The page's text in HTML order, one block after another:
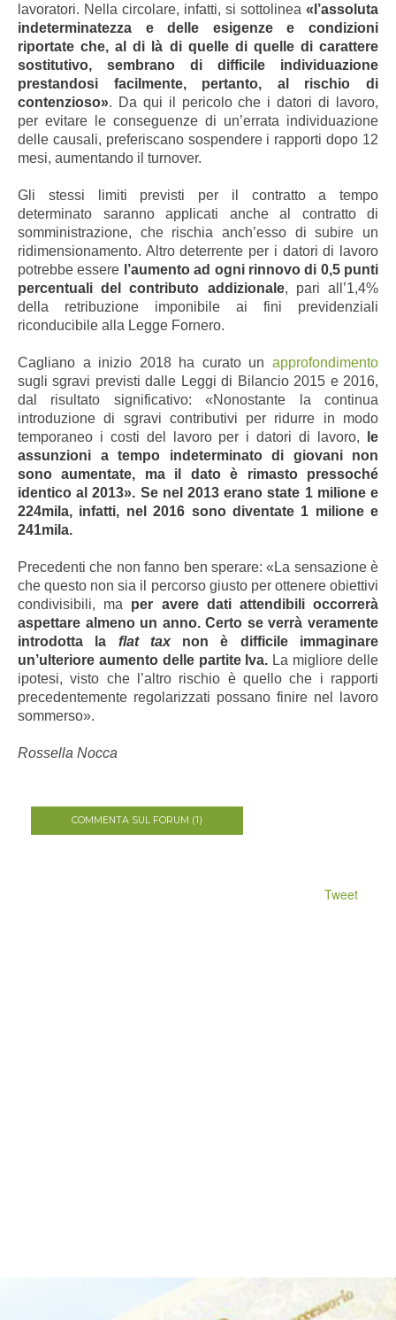
lavoratori. Nella circolare, infatti, si sottolinea «l’assoluta
indeterminatezza e delle esigenze e condizioni
riportate che, al di là di quelle di quelle di carattere
sostitutivo, sembrano di difficile individuazione
prestandosi facilmente, pertanto, al rischio di
contenzioso». Da qui il pericolo che i datori di lavoro,
per evitare le conseguenze di un’errata individuazione
delle causali, preferiscano sospendere i rapporti dopo 12
mesi, aumentando il turnover.
Gli stessi limiti previsti per il contratto a tempo
determinato saranno applicati anche al contratto di
somministrazione, che rischia anch’esso di subire un
ridimensionamento. Altro deterrente per i datori di lavoro
potrebbe essere l’aumento ad ogni rinnovo di 0,5 punti
percentuali del contributo addizionale, pari all’1,4%
della retribuzione imponibile ai fini previdenziali
riconducibile alla Legge Fornero.
Cagliano a inizio 2018 ha curato un approfondimento
sugli sgravi previsti dalle Leggi di Bilancio 2015 e 2016,
dal risultato significativo: «Nonostante la continua
introduzione di sgravi contributivi per ridurre in modo
temporaneo i costi del lavoro per i datori di lavoro,
le
assunzioni a tempo indeterminato di giovani non
sono aumentate, ma il dato è rimasto pressoché
identico al 2013». Se nel 2013 erano state 1 milione e
224mila, infatti, nel 2016 sono diventate 1 milione e
241mila.
Precedenti che non fanno ben sperare: «La sensazione è
che questo non sia il percorso giusto per ottenere obiettivi
condivisibili, ma per avere dati attendibili occorrerà
aspettare almeno un anno. Certo se verrà veramente
introdotta la flat taxnon è difficile immaginare
un’ulteriore aumento delle partite Iva. La migliore delle
ipotesi, visto che l’altro rischio è quello che i rapporti
precedentemente regolarizzati possano finire nel lavoro
sommerso».
Rossella Nocca
COMMENTA SUL FORUM (1)
Tweet